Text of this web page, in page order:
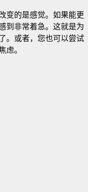
变的是感觉。如果能更
到非常着急。这就是为
。或者，您也可以尝试
虑。